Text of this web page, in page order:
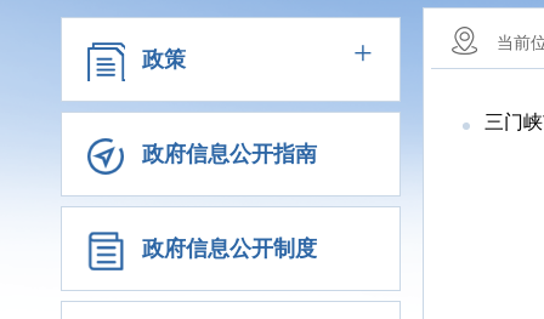
政策 +
政府信息公开指南
政府信息公开制度
当前
三门